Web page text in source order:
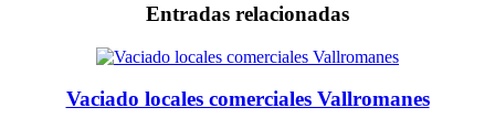
Entradas relacionadas
Vaciado locales comerciales Vallromanes